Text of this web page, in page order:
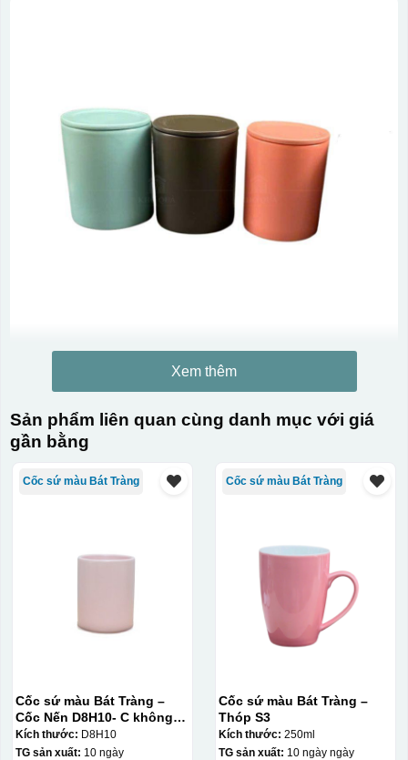
Xem thêm
Sản phẩm liên quan cùng danh mục với giá
gần bằng
Cốc sứ màu Bát Tràng
Cốc sứ màu Bát Tràng –
Cốc Nến D8H10- C không
quai
Kích thước: D8H10
TG sản xuất: 10 ngày
Cốc sứ màu Bát Tràng
Cốc sứ màu Bát Tràng –
Thóp S3
Kích thước: 250ml
TG sản xuất: 10 ngày ngày